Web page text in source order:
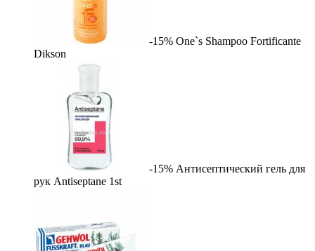
-15% One`s Shampoo Fortificante
Dikson
-15% Антисептический гель для
рук Antiseptane 1st